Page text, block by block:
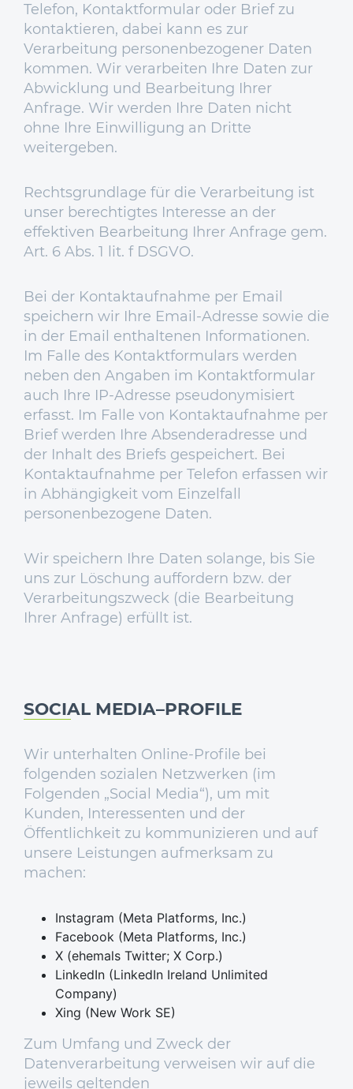
Telefon, Kontaktformular oder Brief zu
kontaktieren, dabei kann es zur
Verarbeitung personenbezogener Daten
kommen. Wir verarbeiten Ihre Daten zur
Abwicklung und Bearbeitung Ihrer
Anfrage. Wir werden Ihre Daten nicht
ohne Ihre Einwilligung an Dritte
weitergeben.
Rechtsgrundlage für die Verarbeitung ist
unser berechtigtes Interesse an der
effektiven Bearbeitung Ihrer Anfrage gem.
Art. 6 Abs. 1 lit. f DSGVO.
Bei der Kontaktaufnahme per Email
speichern wir Ihre Email-Adresse sowie die
in der Email enthaltenen Informationen.
Im Falle des Kontaktformulars werden
neben den Angaben im Kontaktformular
auch Ihre IP-Adresse pseudonymisiert
erfasst. Im Falle von Kontaktaufnahme per
Brief werden Ihre Absenderadresse und
der Inhalt des Briefs gespeichert. Bei
Kontaktaufnahme per Telefon erfassen wir
in Abhängigkeit vom Einzelfall
personenbezogene Daten.
Wir speichern Ihre Daten solange, bis Sie
uns zur Löschung auffordern bzw. der
Verarbeitungszweck (die Bearbeitung
Ihrer Anfrage) erfüllt ist.
SOCIAL MEDIA–PROFILE
Wir unterhalten Online-Profile bei
folgenden sozialen Netzwerken (im
Folgenden „Social Media“), um mit
Kunden, Interessenten und der
Öffentlichkeit zu kommunizieren und auf
unsere Leistungen aufmerksam zu
machen:
Instagram (Meta Platforms, Inc.)
Facebook (Meta Platforms, Inc.)
X (ehemals Twitter; X Corp.)
LinkedIn (LinkedIn Ireland Unlimited
Company)
Xing (New Work SE)
Zum Umfang und Zweck der
Datenverarbeitung verweisen wir auf die
jeweils geltenden